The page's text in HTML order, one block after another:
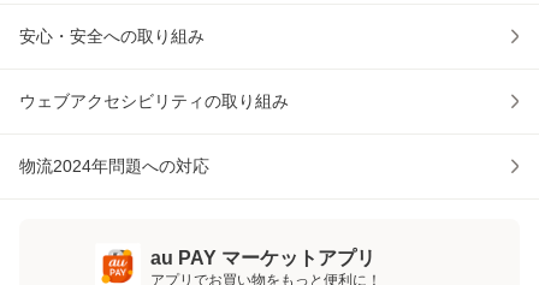
安心・安全への取り組み
ウェブアクセシビリティの取り組み
物流2024年問題への対応
au PAY マーケットアプリ
アプリでお買い物をもっと便利に！